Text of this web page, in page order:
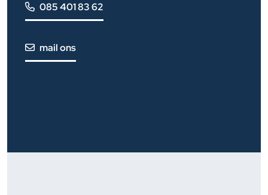
085 401 83 62
mail ons